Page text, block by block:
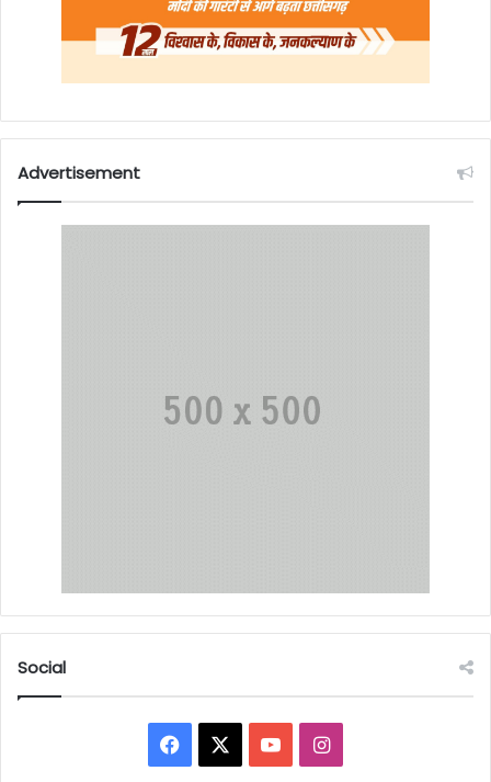
Advertisement
Social
Facebook YouTubeInstagram